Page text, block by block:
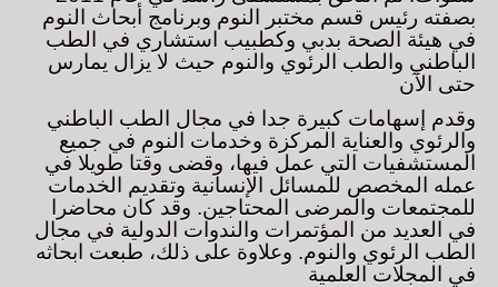
بصفته رئيس قسم مختبر النوم وبرنامج أبحاث النوم
في هيئة الصحة بدبي وكطبيب استشاري في الطب
الباطني والطب الرئوي والنوم حيث لا يزال يمارس
حتى الآن
وقدم إسهامات كبيرة جدا في مجال الطب الباطني
والرئوي والعناية المركزة وخدمات النوم في جميع
المستشفيات التي عمل فيها، وقضى وقتا طويلا في
عمله المخصص للمسائل الإنسانية وتقديم الخدمات
للمجتمعات والمرضى المحتاجين. وقد كان محاضرا
في العديد من المؤتمرات والندوات الدولية في مجال
الطب الرئوي والنوم. وعلاوة على ذلك، طبعت ابحاثه
في المجلات العلمية